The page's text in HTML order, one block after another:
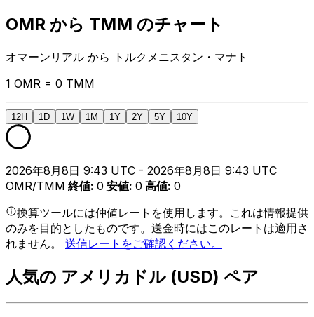
OMR から TMM のチャート
オマーンリアル から トルクメニスタン・マナト
1 OMR = 0 TMM
12H 1D 1W 1M 1Y 2Y 5Y 10Y
2026年8月8日 9:43 UTC - 2026年8月8日 9:43 UTC
OMR/TMM 終値: 0 安値: 0 高値: 0
換算ツールには仲値レートを使用します。これは情報提供
のみを目的としたものです。送金時にはこのレートは適用さ
れません。 送信レートをご確認ください。
人気の アメリカドル (USD) ペア